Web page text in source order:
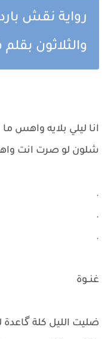
رواية نقش
والثلاثون
انا ليلي بلايه واهس ما
شلون لو صرت انت
.
.
.
غنــوة
ضليت الليل كلة